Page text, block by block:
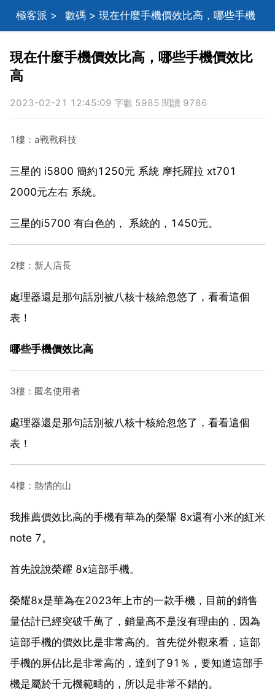
極客派 > 數碼 > 現在什麼手機價效比高，哪些手機
現在什麼手機價效比高，哪些手機價效比
高
2023-02-21 12:45:09 字數 5985 閱讀 9786
1樓：a戰戰科技
三星的 i5800 簡約1250元 系統 摩托羅拉 xt701
2000元左右 系統。
三星的i5700 有白色的， 系統的，1450元。
2樓：新人店長
處理器還是那句話別被八核十核給忽悠了，看看這個
表！
哪些手機價效比高
3樓：匿名使用者
處理器還是那句話別被八核十核給忽悠了，看看這個
表！
4樓：熱情的山
我推薦價效比高的手機有華為的榮耀 8x還有小米的紅米
note 7。
首先說說榮耀 8x這部手機。
榮耀8x是華為在2023年上市的一款手機，目前的銷售
量估計已經突破千萬了，銷量高不是沒有理由的，因為
這部手機的價效比是非常高的。首先從外觀來看，這部
手機的屏佔比是非常高的，達到了91％，要知道這部手
機是屬於千元機範疇的，所以是非常不錯的。